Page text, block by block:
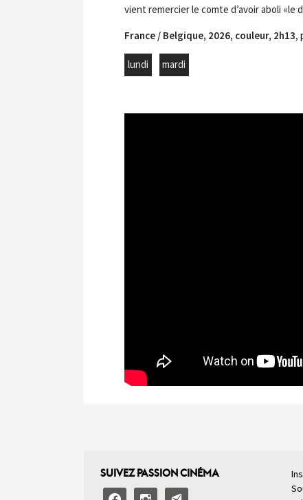
vient remercier le comte d’avoir aboli «le
France / Belgique, 2026, couleur, 2h13,
lundi mardi
SUIVEZ PASSION CINÉMA
facebookinstagramemail-